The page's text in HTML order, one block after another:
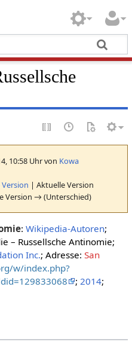
10:58 Uhr von Kowa
| Aktuelle Version
Version → (Unterschied)
: Wikipedia-Autoren;
– Russellsche Antinomie;
Inc.; Adresse: San
w/index.php?
; 2014;